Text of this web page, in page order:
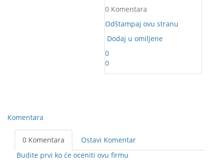
0 Komentara
Odštampaj ovu stranu
Dodaj u omiljene
0
0
Komentara
0 Komentara
Ostavi Komentar
Budite prvi ko će oceniti ovu firmu